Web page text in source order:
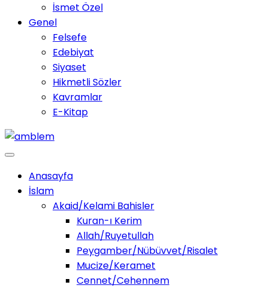
İsmet Özel
Genel
Felsefe
Edebiyat
Siyaset
Hikmetli Sözler
Kavramlar
E-Kitap
Anasayfa
İslam
Akaid/Kelami Bahisler
Kuran-ı Kerim
Allah/Ruyetullah
Peygamber/Nübüvvet/Risalet
Mucize/Keramet
Cennet/Cehennem